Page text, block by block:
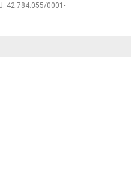
42.784.055/0001-